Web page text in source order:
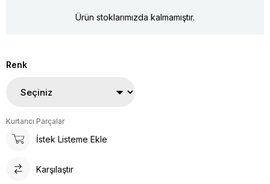
Ürün stoklarımızda kalmamıştır.
Renk
Kurtarıcı Parçalar
İstek Listeme Ekle
Karşılaştır